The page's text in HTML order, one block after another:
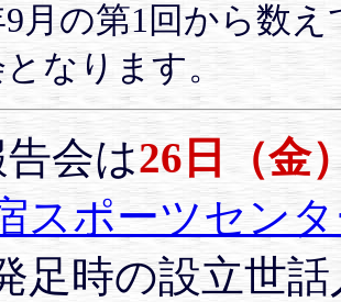
9月の第1回から数
なります。
会は26日（金
スポーツセン
足時の設立世